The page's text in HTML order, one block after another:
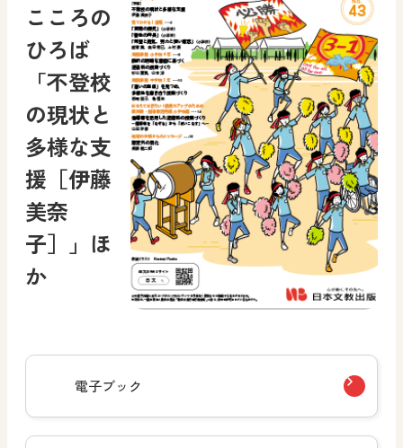
こころの
ひろば
「不登校
の現状と
多様な支
援［伊藤
美奈
子］」ほ
か
電子ブック